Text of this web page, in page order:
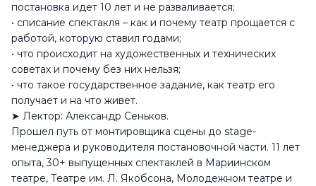
постановка идет 10 лет и не разваливается;
• списание спектакля – как и почему театр прощается с
работой, которую ставил годами;
• что происходит на художественных и технических
советах и почему без них нельзя;
• что такое государственное задание, как театр его
получает и на что живет.
➤ Лектор: Александр Сеньков.
Прошел путь от монтировщика сцены до stage-
менеджера и руководителя постановочной части. 11 лет
опыта, 30+ выпущенных спектаклей в Мариинском
театре, Театре им. Л. Якобсона, Молодежном театре и